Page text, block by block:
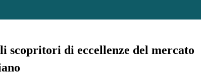
scopritori di eccellenze del mercato